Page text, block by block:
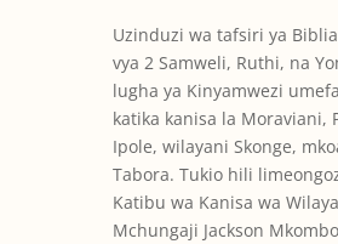
Uzinduzi wa tafsiri ya
vya 2 Samweli, Ruthi, na
lugha ya Kinyamwezi
katika kanisa la Moraviani,
Ipole, wilayani Skonge,
Tabora. Tukio hili
Katibu wa Kanisa wa
Mchungaji Jackson